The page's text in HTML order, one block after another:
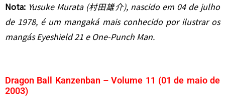
Nota: Yusuke Murata (村田雄介), nascido em 04 de julho
de 1978, é um mangaká mais conhecido por ilustrar os
mangás Eyeshield 21 e One-Punch Man.
Dragon Ball Kanzenban – Volume 11 (01 de maio de
2003)